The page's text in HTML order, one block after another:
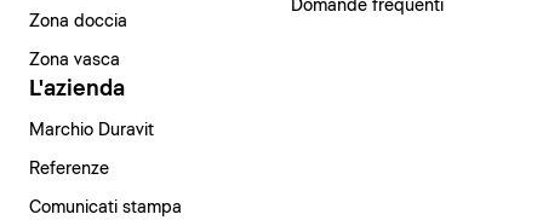
Zona doccia
Zona vasca
Domande frequenti
L'azienda
Marchio Duravit
Referenze
Comunicati stampa